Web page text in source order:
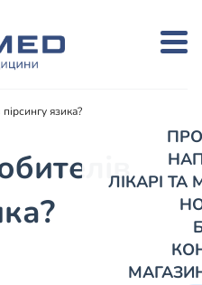
ЛІКАРІ
язика?